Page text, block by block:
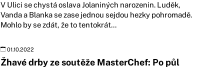
V Ulici se chystá oslava Jolaniných narozenin. Luděk,
Vanda a Blanka se zase jednou sejdou hezky pohromadě.
Mohlo by se zdát, že to tentokrát...
01.10.2022
Žhavé drby ze soutěže MasterChef: Po půl